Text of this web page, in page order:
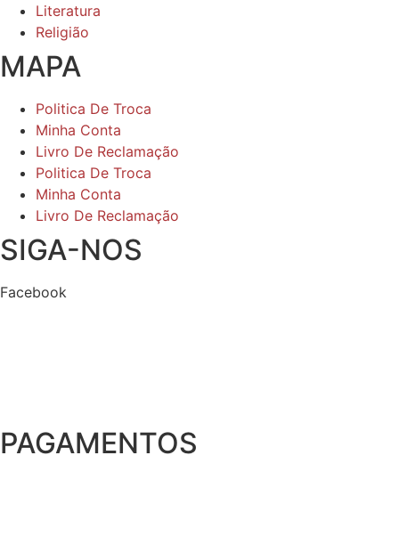
Literatura
Religião
MAPA
Politica De Troca
Minha Conta
Livro De Reclamação
Politica De Troca
Minha Conta
Livro De Reclamação
SIGA-NOS
Facebook
PAGAMENTOS